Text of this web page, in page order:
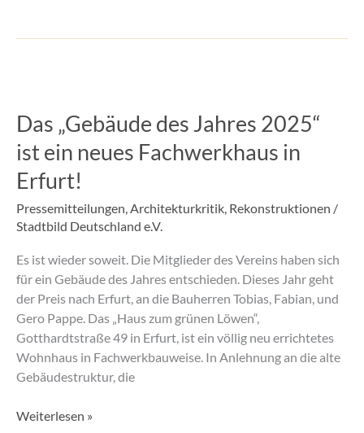
Das „Gebäude des Jahres 2025“
ist ein neues Fachwerkhaus in
Erfurt!
Pressemitteilungen,Architekturkritik, Rekonstruktionen /
Stadtbild Deutschland e.V.
Es ist wieder soweit. Die Mitglieder des Vereins haben sich
für ein Gebäude des Jahres entschieden. Dieses Jahr geht
der Preis nach Erfurt, an die Bauherren Tobias, Fabian, und
Gero Pappe. Das „Haus zum grünen Löwen“,
Gotthardtstraße 49 in Erfurt, ist ein völlig neu errichtetes
Wohnhaus in Fachwerkbauweise. In Anlehnung an die alte
Gebäudestruktur, die
des
2025“
ist
neues
Fachwerkhaus
in
Erfurt!
Weiterlesen »